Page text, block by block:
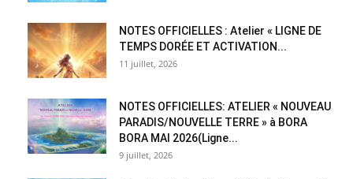
NOTES OFFICIELLES : Atelier « LIGNE DE
TEMPS DORÉE ET ACTIVATION...
11 juillet, 2026
NOTES OFFICIELLES: ATELIER « NOUVEAU
PARADIS/NOUVELLE TERRE » à BORA
BORA MAI 2026(Ligne...
9 juillet, 2026